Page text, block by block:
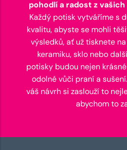
pohodlí a radost z
Každý potisk vytváříme s
kvalitu, abyste se mohli
výsledků, ať už tisknete
keramiku, sklo nebo
potisky budou nejen
odolné vůči praní a
váš návrh si zaslouží to
abychom to